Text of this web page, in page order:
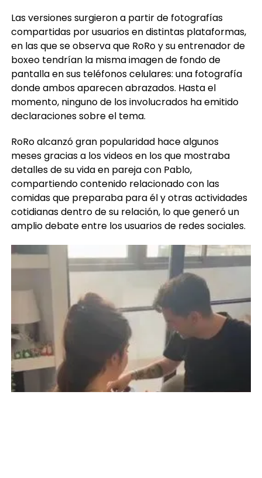
Las versiones surgieron a partir de fotografías
compartidas por usuarios en distintas plataformas,
en las que se observa que RoRo y su entrenador de
boxeo tendrían la misma imagen de fondo de
pantalla en sus teléfonos celulares: una fotografía
donde ambos aparecen abrazados. Hasta el
momento, ninguno de los involucrados ha emitido
declaraciones sobre el tema.
RoRo alcanzó gran popularidad hace algunos
meses gracias a los videos en los que mostraba
detalles de su vida en pareja con Pablo,
compartiendo contenido relacionado con las
comidas que preparaba para él y otras actividades
cotidianas dentro de su relación, lo que generó un
amplio debate entre los usuarios de redes sociales.